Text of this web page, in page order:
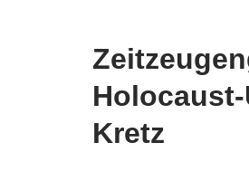
Kretz